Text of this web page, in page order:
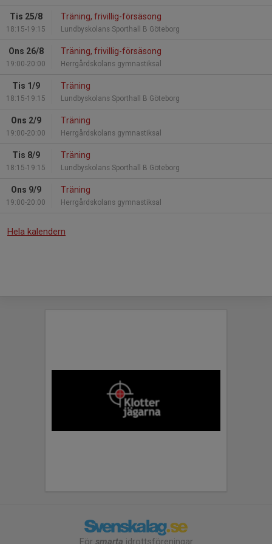
Tis 25/8
18:15-19:15
Träning, frivillig-försäsong
Lundbyskolans Sporthall B Göteborg
Ons 26/8
19:00-20:00
Träning, frivillig-försäsong
Herrgårdskolans gymnastiksal
Tis 1/9
18:15-19:15
Träning
Lundbyskolans Sporthall B Göteborg
Ons 2/9
19:00-20:00
Träning
Herrgårdskolans gymnastiksal
Tis 8/9
18:15-19:15
Träning
Lundbyskolans Sporthall B Göteborg
Ons 9/9
19:00-20:00
Träning
Herrgårdskolans gymnastiksal
Hela kalendern
För smarta idrottsföreningar